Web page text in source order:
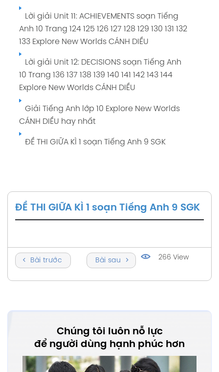
Lời giải Unit 11: ACHIEVEMENTS soạn Tiếng
Anh 10 Trang 124 125 126 127 128 129 130 131 132
133 Explore New Worlds CÁNH DIỀU
Lời giải Unit 12: DECISIONS soạn Tiếng Anh
10 Trang 136 137 138 139 140 141 142 143 144
Explore New Worlds CÁNH DIỀU
Giải Tiếng Anh lớp 10 Explore New Worlds
CÁNH DIỀU hay nhất
ĐỀ THI GIỮA KÌ 1 soạn Tiếng Anh 9 SGK
ĐỀ THI GIỮA KÌ 1 soạn Tiếng Anh 9 SGK
Bài trước Bài sau 266 View
Chúng tôi luôn nỗ lực
để người dùng hạnh phúc hơn